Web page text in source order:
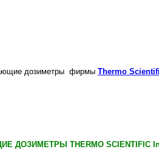
дозиметры фирмы Thermo
THERMO SCIENTIFIC